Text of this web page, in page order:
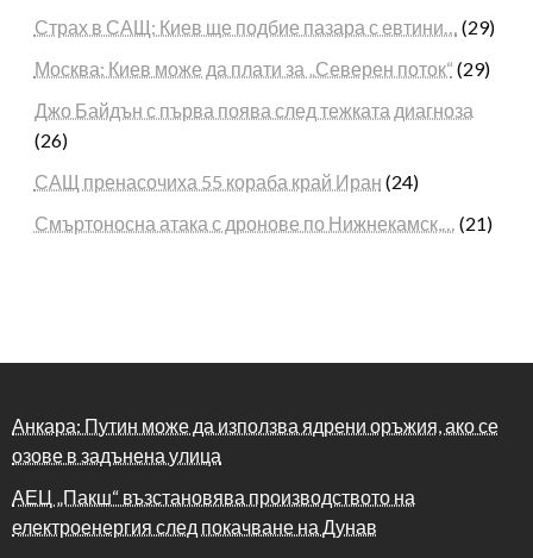
Страх в САЩ: Киев ще подбие пазара с евтини… (29)
Москва: Киев може да плати за „Северен поток“ (29)
Джо Байдън с първа поява след тежката диагноза
(26)
САЩ пренасочиха 55 кораба край Иран (24)
Смъртоносна атака с дронове по Нижнекамск,… (21)
Анкара: Путин може да използва ядрени оръжия, ако се
озове в задънена улица
АЕЦ „Пакш“ възстановява производството на
електроенергия след покачване на Дунав